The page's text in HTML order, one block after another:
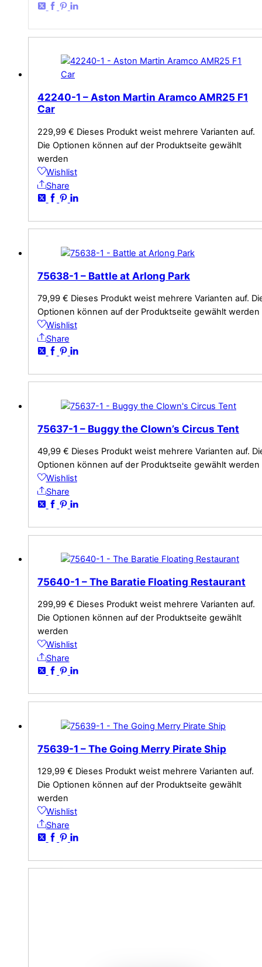
42240-1 – Aston Martin Aramco AMR25 F1
Car
229,99 € Dieses Produkt weist mehrere Varianten auf.
Die Optionen können auf der Produktseite gewählt
werden
Wishlist
Share
75638-1 – Battle at Arlong Park
79,99 € Dieses Produkt weist mehrere Varianten auf.
Optionen können auf der Produktseite gewählt werden
Wishlist
Share
75637-1 – Buggy the Clown’s Circus Tent
49,99 € Dieses Produkt weist mehrere Varianten auf.
Optionen können auf der Produktseite gewählt werden
Wishlist
Share
75640-1 – The Baratie Floating Restaurant
299,99 € Dieses Produkt weist mehrere Varianten auf.
Die Optionen können auf der Produktseite gewählt
werden
Wishlist
Share
75639-1 – The Going Merry Pirate Ship
129,99 € Dieses Produkt weist mehrere Varianten auf.
Die Optionen können auf der Produktseite gewählt
werden
Wishlist
Share